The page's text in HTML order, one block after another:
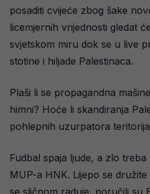
posaditi cvijeće zbog šake
licemjernih vrijednosti gledat
svjetskom miru dok se u live
stotine i hiljade Palestinaca.
Plaši li se propagandna
himni? Hoće li skandiranja
pohlepnih uzurpatora
Fudbal spaja ljude, a zlo
MUP-a HNK. Lijepo se
se sličnom raduje, poručili su